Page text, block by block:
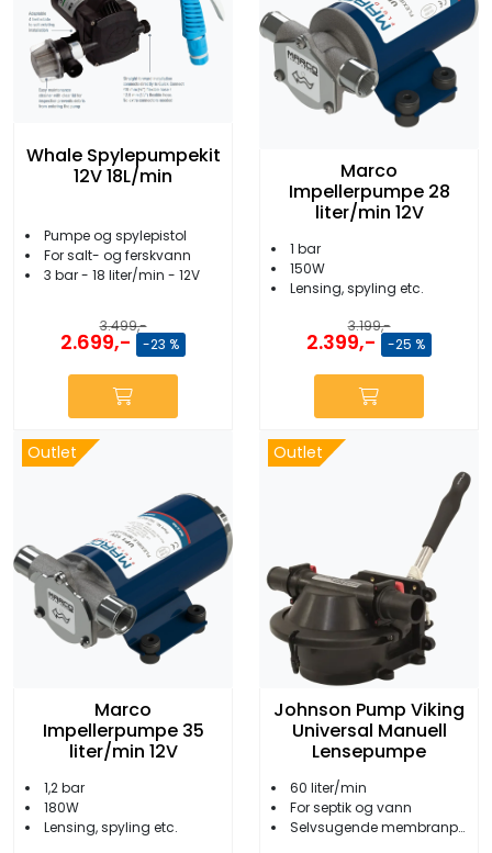
Whale Spylepumpekit
12V 18L/min
Pumpe og spylepistol
For salt- og ferskvann
3 bar - 18 liter/min - 12V
3.499,-
2.699,- -23 %
Marco
Impellerpumpe 28
liter/min 12V
1 bar
150W
Lensing, spyling etc.
3.199,-
2.399,- -25 %
Outlet
Marco
Impellerpumpe 35
liter/min 12V
1,2 bar
180W
Lensing, spyling etc.
Outlet
Johnson Pump Viking
Universal Manuell
Lensepumpe
60 liter/min
For septik og vann
Selvsugende membranpumpe